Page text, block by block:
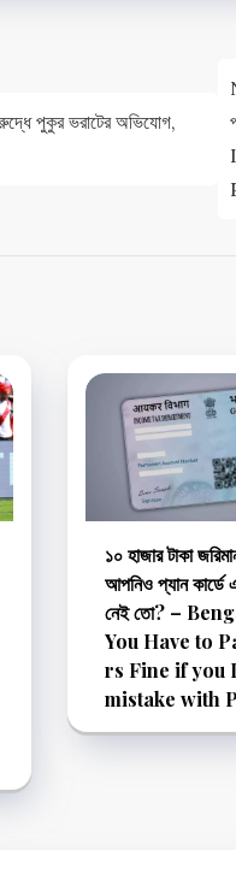
পুকুর ভরাটের অভিযোগ,
১০ হাজার টাকা
আপনিও প্যান
নেই তো? –
You Have to
rs Fine if you
mistake with